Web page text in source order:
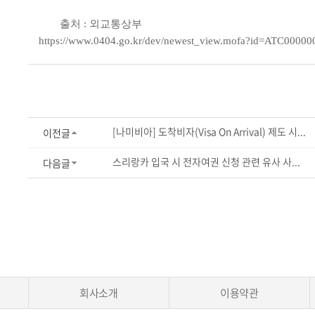
출처 : 외교통상부
https://www.0404.go.kr/dev/
이전글 [나미비아] 도착비자(Visa On Arrival) 제도 시...
다음글 스리랑카 입국 시 전자여권 신청 관련 유사 사...
회사소개 이용약관